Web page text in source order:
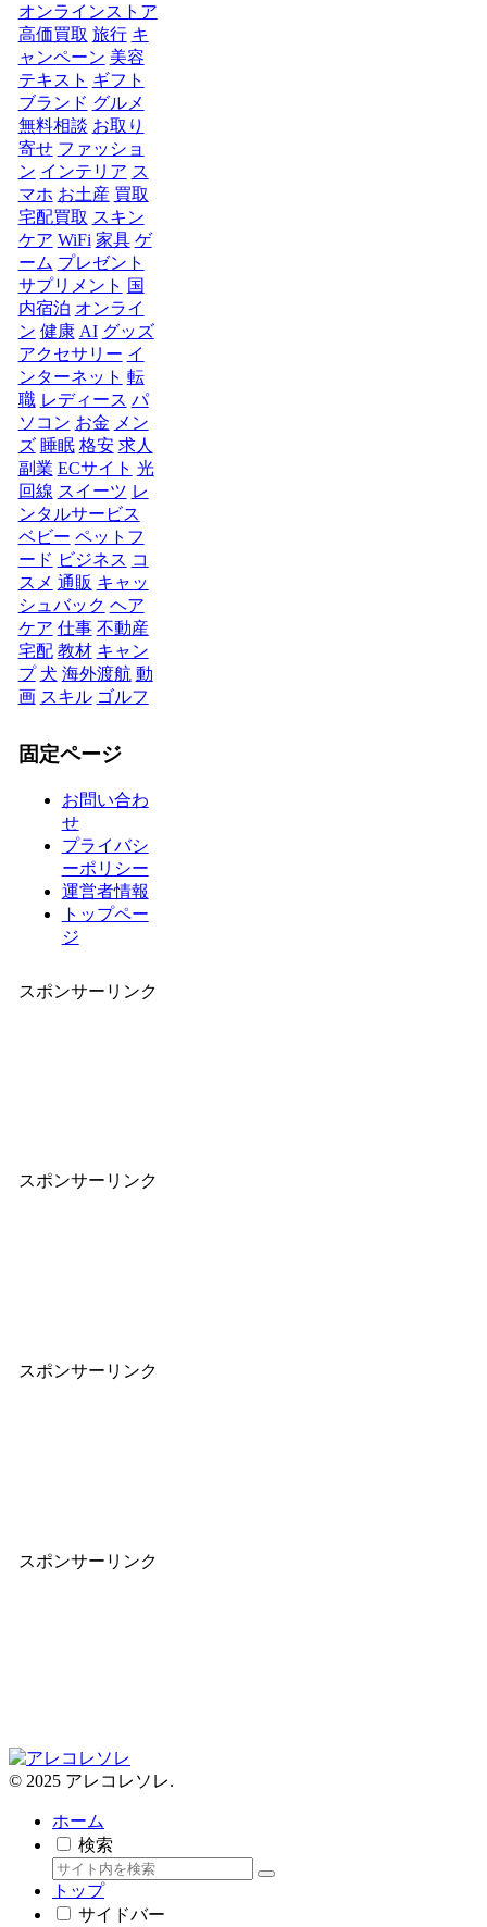
オンラインストア
高価買取 旅行 キ
ャンペーン 美容
テキスト ギフト
ブランド グルメ
無料相談 お取り
寄せ ファッショ
ン インテリア ス
マホ お土産 買取
宅配買取 スキン
ケア WiFi 家具 ゲ
ーム プレゼント
サプリメント 国
内宿泊 オンライ
ン 健康 AI グッズ
アクセサリー イ
ンターネット 転
職 レディース パ
ソコン お金 メン
ズ 睡眠 格安 求人
副業 ECサイト 光
回線 スイーツ レ
ンタルサービス
ベビー ペットフ
ード ビジネス コ
スメ 通販 キャッ
シュバック ヘア
ケア 仕事 不動産
宅配 教材 キャン
プ 犬 海外渡航 動
画 スキル ゴルフ
固定ページ
お問い合わ
せ
プライバシ
ーポリシー
運営者情報
トップペー
ジ
スポンサーリンク
スポンサーリンク
スポンサーリンク
スポンサーリンク
© 2025 アレコレソレ.
ホーム
検索
トップ
サイドバー